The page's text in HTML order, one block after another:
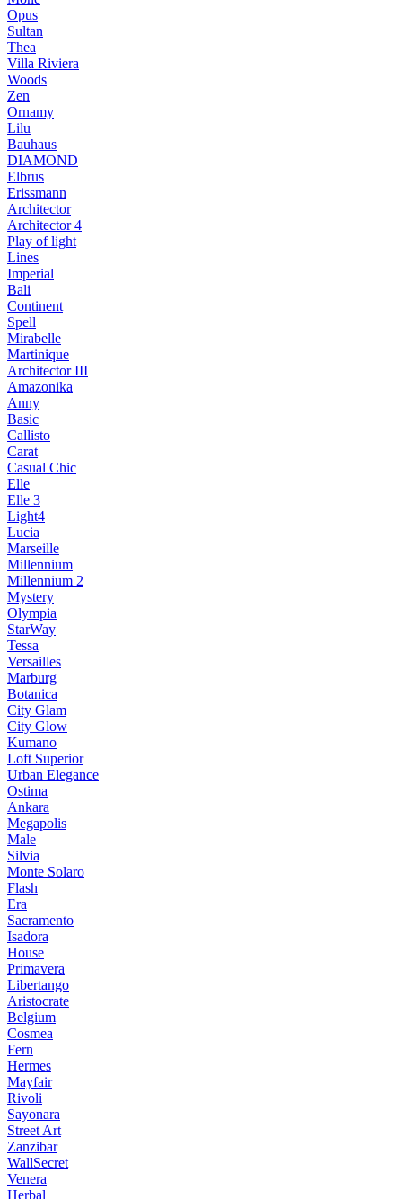
Opus
Sultan
Thea
Villa Riviera
Woods
Zen
Ornamy
Lilu
Bauhaus
DIAMOND
Elbrus
Erissmann
Architector
Architector 4
Play of light
Lines
Imperial
Bali
Continent
Spell
Mirabelle
Martinique
Architector III
Amazonika
Anny
Basic
Callisto
Carat
Casual Chic
Elle
Elle 3
Light4
Lucia
Marseille
Millennium
Millennium 2
Mystery
Olympia
StarWay
Tessa
Versailles
Marburg
Botanica
City Glam
City Glow
Kumano
Loft Superior
Urban Elegance
Ostima
Ankara
Megapolis
Male
Silvia
Monte Solaro
Flash
Era
Sacramento
Isadora
House
Primavera
Libertango
Aristocrate
Belgium
Cosmea
Fern
Hermes
Mayfair
Rivoli
Sayonara
Street Art
Zanzibar
WallSecret
Venera
Herbal